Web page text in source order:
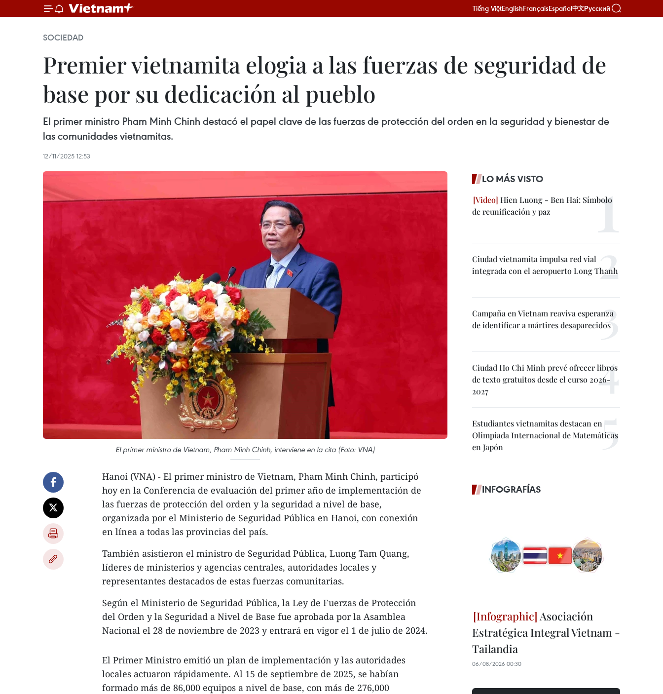
Tiếng ViệtEnglishFrançaisEspañol中文Русский
SOCIEDAD
Premier vietnamita elogia a las fuerzas de seguridad de
base por su dedicación al pueblo
El primer ministro Pham Minh Chinh destacó el papel clave de las fuerzas de protección del orden en la seguridad y bienestar de
las comunidades vietnamitas.
12/11/2025 12:53
El primer ministro de Vietnam, Pham Minh Chinh, interviene en la cita (Foto: VNA)
Hanoi (VNA) - El primer ministro de Vietnam, Pham Minh Chinh, participó
hoy en la Conferencia de evaluación del primer año de implementación de
las fuerzas de protección del orden y la seguridad a nivel de base,
organizada por el Ministerio de Seguridad Pública en Hanoi, con conexión
en línea a todas las provincias del país.
También asistieron el ministro de Seguridad Pública, Luong Tam Quang,
líderes de ministerios y agencias centrales, autoridades locales y
representantes destacados de estas fuerzas comunitarias.
Según el Ministerio de Seguridad Pública, la Ley de Fuerzas de Protección
del Orden y la Seguridad a Nivel de Base fue aprobada por la Asamblea
Nacional el 28 de noviembre de 2023 y entrará en vigor el 1 de julio de 2024.
El Primer Ministro emitió un plan de implementación y las autoridades
locales actuaron rápidamente. Al 15 de septiembre de 2025, se habían
formado más de 86,000 equipos a nivel de base, con más de 276,000
LO MÁS VISTO
Hien Luong - Ben Hai: Símbolo
de reunificación y paz
Ciudad vietnamita impulsa red vial
integrada con el aeropuerto Long Thanh
Campaña en Vietnam reaviva esperanza
de identificar a mártires desaparecidos
Ciudad Ho Chi Minh prevé ofrecer libros
de texto gratuitos desde el curso 2026-
2027
Estudiantes vietnamitas destacan en
Olimpiada Internacional de Matemáticas
en Japón
INFOGRAFÍAS
Asociación
Estratégica Integral Vietnam -
Tailandia
06/08/2026 00:30